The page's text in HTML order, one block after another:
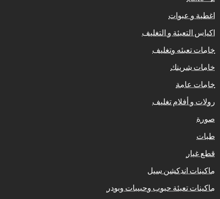
اغطية و عبوات
اكياس التعبئة و التغليف
خامات تعبئه وتغليف
خامات شرينك
خامات عامة
رولات و أفلام تغليف
صورة
طبات
قطع غيار
ماكينات اندكشن سيل
ماكينات تعبئة حبوب وحبيبات وبودر